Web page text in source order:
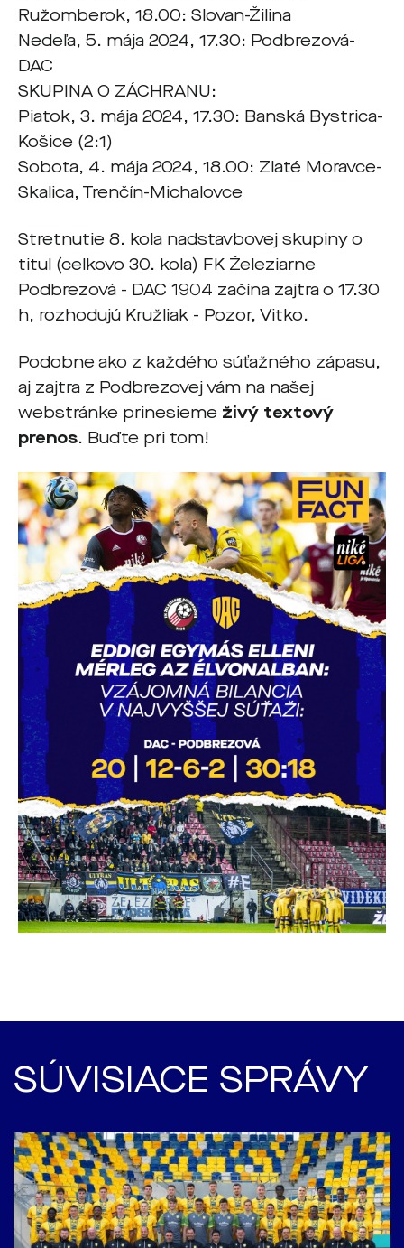
Ružomberok, 18.00: Slovan-Žilina
Nedeľa, 5. mája 2024, 17.30: Podbrezová-
DAC
SKUPINA O ZÁCHRANU:
Piatok, 3. mája 2024, 17.30: Banská Bystrica-
Košice (2:1)
Sobota, 4. mája 2024, 18.00: Zlaté Moravce-
Skalica, Trenčín-Michalovce
Stretnutie 8. kola nadstavbovej skupiny o
titul (celkovo 30. kola) FK Železiarne
Podbrezová - DAC 1904 začína zajtra o 17.30
h, rozhodujú Kružliak - Pozor, Vitko.
Podobne ako z každého súťažného zápasu,
aj zajtra z Podbrezovej vám na našej
webstránke prinesieme živý textový
prenos. Buďte pri tom!
SÚVISIACE SPRÁVY